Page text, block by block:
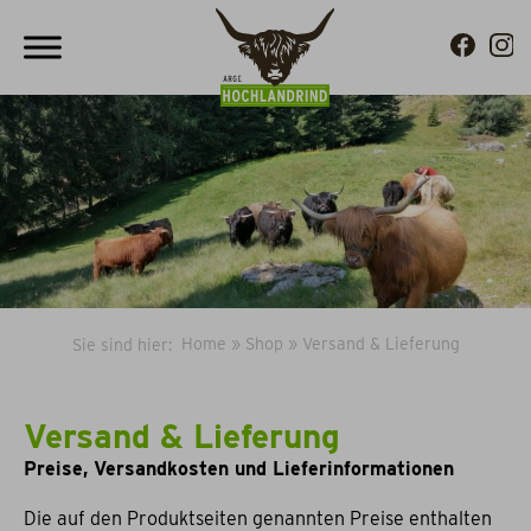
Sie sind hier: Home » Shop » Versand & Lieferung
Versand & Lieferung
Preise, Versandkosten und Lieferinformationen
Die auf den Produktseiten genannten Preise enthalten